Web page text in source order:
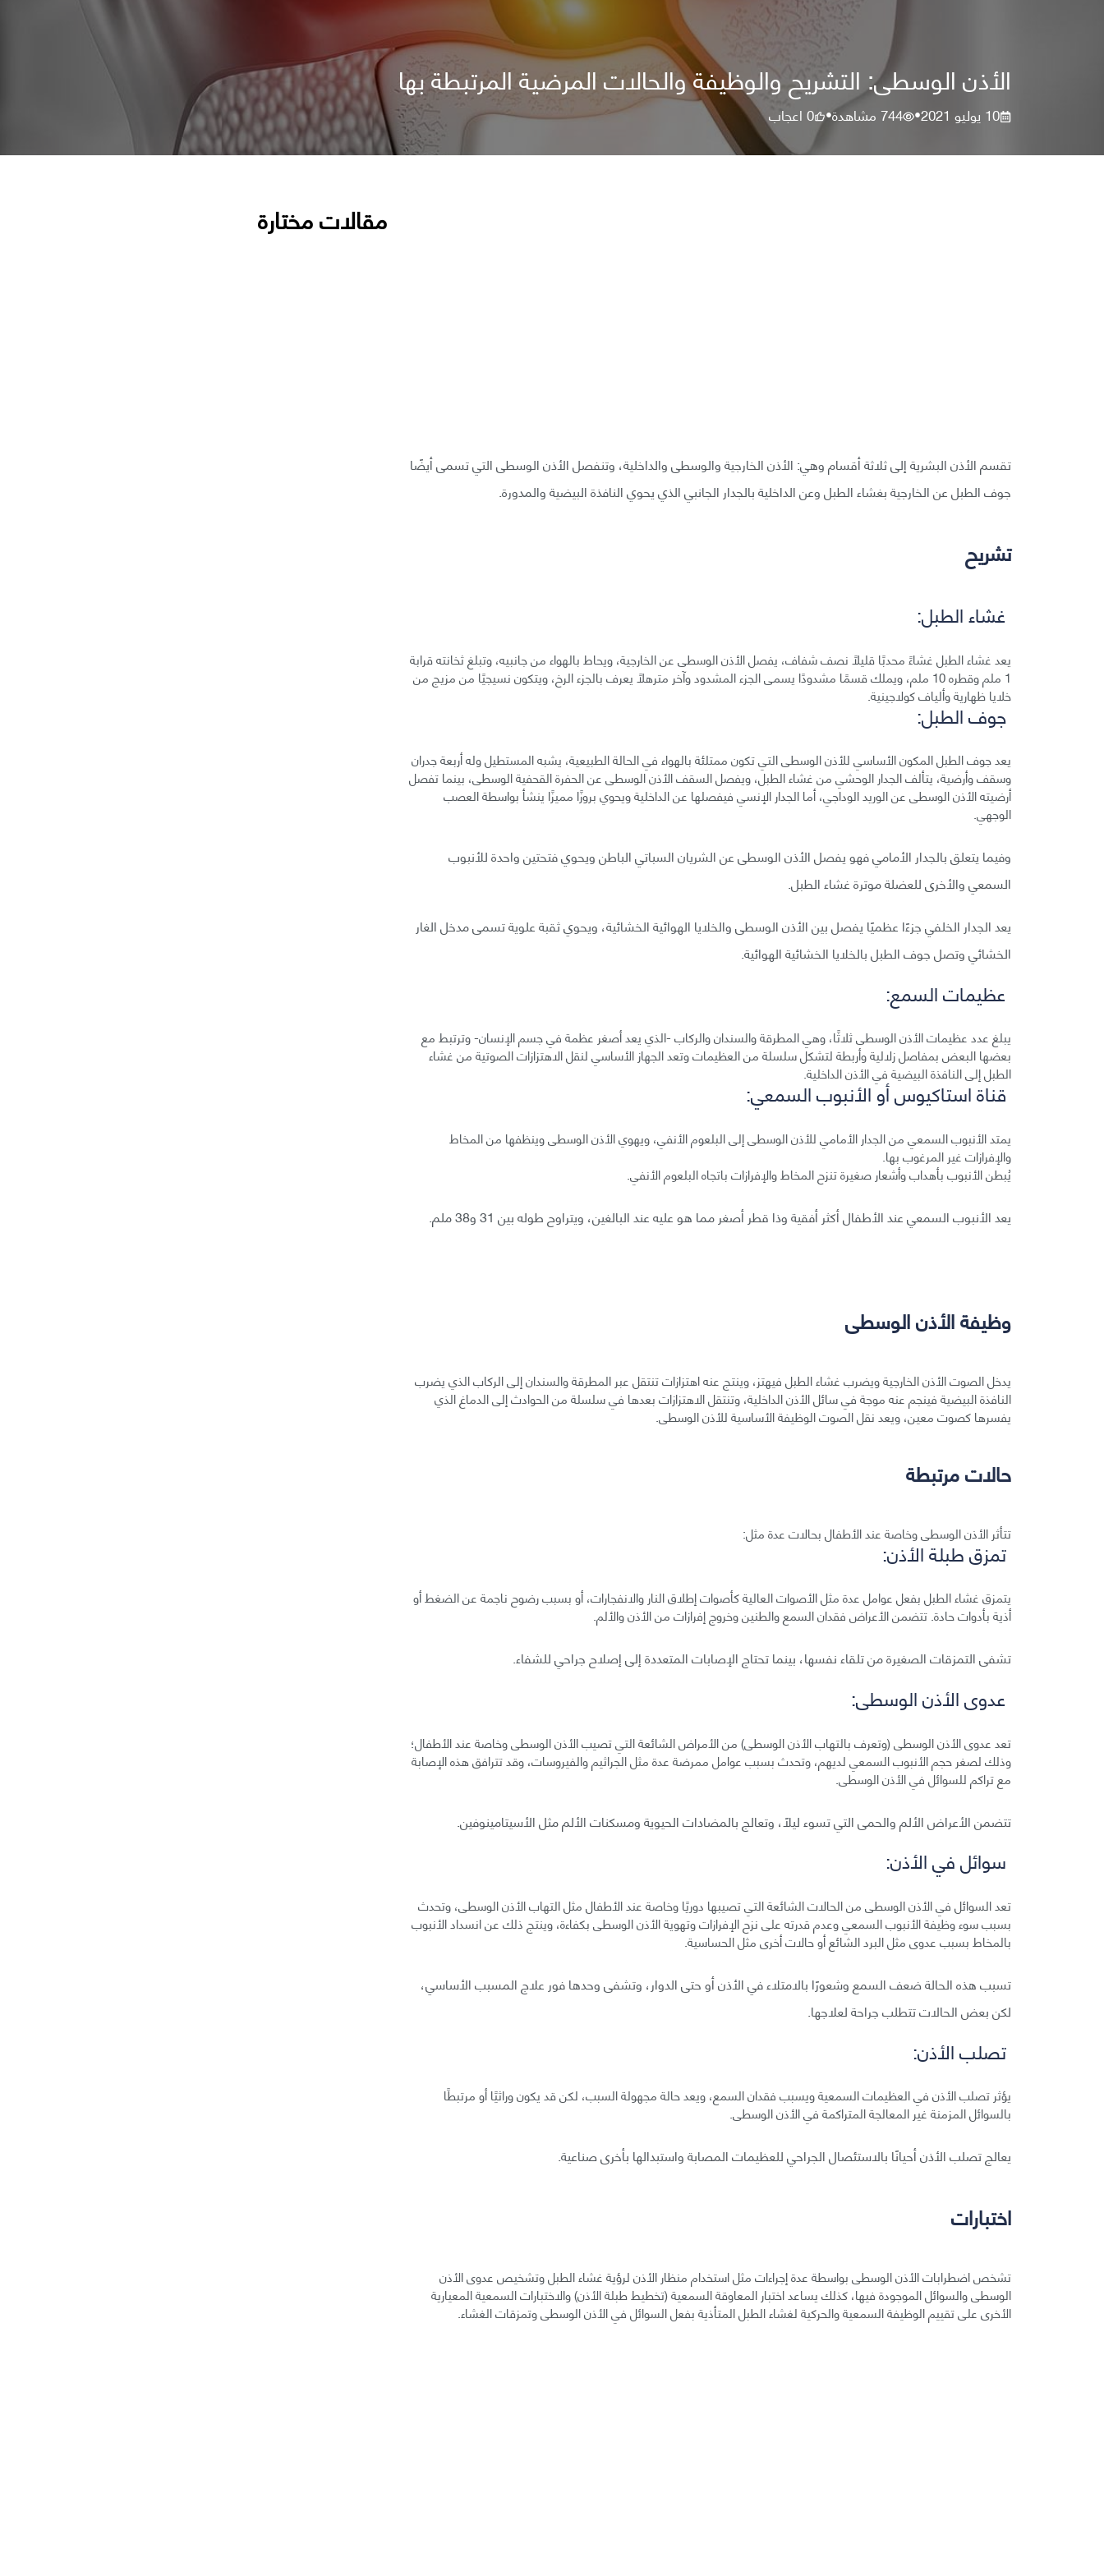
الأذن الوسطى: التشريح والوظيفة والحالات المرضية المرتبطة بها
10 يوليو 2021 •
744 مشاهدة•
0اعجاب
تقسم الأذن البشرية إلى ثلاثة أقسام وهي: الأذن الخارجية والوسطى والداخلية، وتنفصل الأذن الوسطى التي تسمى أيضًا
جوف الطبل عن الخارجية بغشاء الطبل وعن الداخلية بالجدار الجانبي الذي يحوي النافذة البيضية والمدورة.
تشريح
غشاء الطبل:
يعد غشاء الطبل غشاءً محدبًا قليلًا نصف شفاف، يفصل الأذن الوسطى عن الخارجية، ويحاط بالهواء من جانبيه، وتبلغ ثخانته قرابة
1 ملم وقطره 10 ملم، ويملك قسمًا مشدودًا يسمى الجزء المشدود وآخر مترهلًا يعرف بالجزء الرخ، ويتكون نسيجيًا من مزيج من
خلايا ظهارية وألياف كولاجينية.
جوف الطبل:
يعد جوف الطبل المكون الأساسي للأذن الوسطى التي تكون ممتلئة بالهواء في الحالة الطبيعية، يشبه المستطيل وله أربعة جدران
وسقف وأرضية، يتألف الجدار الوحشي من غشاء الطبل، ويفصل السقف الأذن الوسطى عن الحفرة القحفية الوسطى، بينما تفصل
أرضيته الأذن الوسطى عن الوريد الوداجي، أما الجدار الإنسي فيفصلها عن الداخلية ويحوي بروزًا مميزًا ينشأ بواسطة العصب
الوجهي.
وفيما يتعلق بالجدار الأمامي فهو يفصل الأذن الوسطى عن الشريان السباتي الباطن ويحوي فتحتين واحدة للأنبوب
السمعي والأخرى للعضلة موترة غشاء الطبل.
يعد الجدار الخلفي جزءًا عظميًا يفصل بين الأذن الوسطى والخلايا الهوائية الخشائية، ويحوي ثقبة علوية تسمى مدخل الغار
الخشائي وتصل جوف الطبل بالخلايا الخشائية الهوائية.
عظيمات السمع:
يبلغ عدد عظيمات الأذن الوسطى ثلاثًا، وهي المطرقة والسندان والركاب -الذي يعد أصغر عظمة في جسم الإنسان- وترتبط مع
بعضها البعض بمفاصل زلالية وأربطة لتشكل سلسلة من العظيمات وتعد الجهاز الأساسي لنقل الاهتزازات الصوتية من غشاء
الطبل إلى النافذة البيضية في الأذن الداخلية.
قناة استاكيوس أو الأنبوب السمعي:
يمتد الأنبوب السمعي من الجدار الأمامي للأذن الوسطى إلى البلعوم الأنفي، ويهوي الأذن الوسطى وينظفها من المخاط
والإفرازات غير المرغوب بها.
يُبطن الأنبوب بأهداب وأشعار صغيرة تنزح المخاط والإفرازات باتجاه البلعوم الأنفي.
يعد الأنبوب السمعي عند الأطفال أكثر أفقية وذا قطر أصغر مما هو عليه عند البالغين، ويتراوح طوله بين 31 و38 ملم.
وظيفة الأذن الوسطى
يدخل الصوت الأذن الخارجية ويضرب غشاء الطبل فيهتز، وينتج عنه اهتزازات تنتقل عبر المطرقة والسندان إلى الركاب الذي يضرب
النافذة البيضية فينجم عنه موجة في سائل الأذن الداخلية، وتنتقل الاهتزازات بعدها في سلسلة من الحوادث إلى الدماغ الذي
يفسرها كصوت معين، ويعد نقل الصوت الوظيفة الأساسية للأذن الوسطى.
حالات مرتبطة
تتأثر الأذن الوسطى وخاصة عند الأطفال بحالات عدة مثل:
تمزق طبلة الأذن:
يتمزق غشاء الطبل بفعل عوامل عدة مثل الأصوات العالية كأصوات إطلاق النار والانفجارات، أو بسبب رضوح ناجمة عن الضغط أو
أذية بأدوات حادة. تتضمن الأعراض فقدان السمع والطنين وخروج إفرازات من الأذن والألم.
تشفى التمزقات الصغيرة من تلقاء نفسها، بينما تحتاج الإصابات المتعددة إلى إصلاح جراحي للشفاء.
عدوى الأذن الوسطى:
تعد عدوى الأذن الوسطى (وتعرف بالتهاب الأذن الوسطى) من الأمراض الشائعة التي تصيب الأذن الوسطى وخاصة عند الأطفال؛
وذلك لصغر حجم الأنبوب السمعي لديهم، وتحدث بسبب عوامل ممرضة عدة مثل الجراثيم والفيروسات، وقد تترافق هذه الإصابة
مع تراكم للسوائل في الأذن الوسطى.
تتضمن الأعراض الألم والحمى التي تسوء ليلًا، وتعالج بالمضادات الحيوية ومسكنات الألم مثل الأسيتامينوفين.
سوائل في الأذن:
تعد السوائل في الأذن الوسطى من الحالات الشائعة التي تصيبها دوريًا وخاصة عند الأطفال مثل التهاب الأذن الوسطى، وتحدث
بسبب سوء وظيفة الأنبوب السمعي وعدم قدرته على نزح الإفرازات وتهوية الأذن الوسطى بكفاءة، وينتج ذلك عن انسداد الأنبوب
بالمخاط بسبب عدوى مثل البرد الشائع أو حالات أخرى مثل الحساسية.
تسبب هذه الحالة ضعف السمع وشعورًا بالامتلاء في الأذن أو حتى الدوار، وتشفى وحدها فور علاج المسبب الأساسي،
لكن بعض الحالات تتطلب جراحة لعلاجها.
تصلب الأذن:
يؤثر تصلب الأذن في العظيمات السمعية ويسبب فقدان السمع، ويعد حالة مجهولة السبب، لكن قد يكون وراثيًا أو مرتبطًا
بالسوائل المزمنة غير المعالجة المتراكمة في الأذن الوسطى.
يعالج تصلب الأذن أحيانًا بالاستئصال الجراحي للعظيمات المصابة واستبدالها بأخرى صناعية.
اختبارات
تشخص اضطرابات الأذن الوسطى بواسطة عدة إجراءات مثل استخدام منظار الأذن لرؤية غشاء الطبل وتشخيص عدوى الأذن
الوسطى والسوائل الموجودة فيها، كذلك يساعد اختبار المعاوقة السمعية (تخطيط طبلة الأذن) والاختبارات السمعية المعيارية
الأخرى على تقييم الوظيفة السمعية والحركية لغشاء الطبل المتأذية بفعل السوائل في الأذن الوسطى وتمزقات الغشاء.
مقالات مختارة